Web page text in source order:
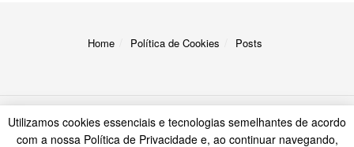
Home Política de Cookies Posts
© 2023A Onça
Utilizamos cookies essenciais e tecnologias semelhantes de acordo
com a nossa Política de Privacidade e, ao continuar navegando,